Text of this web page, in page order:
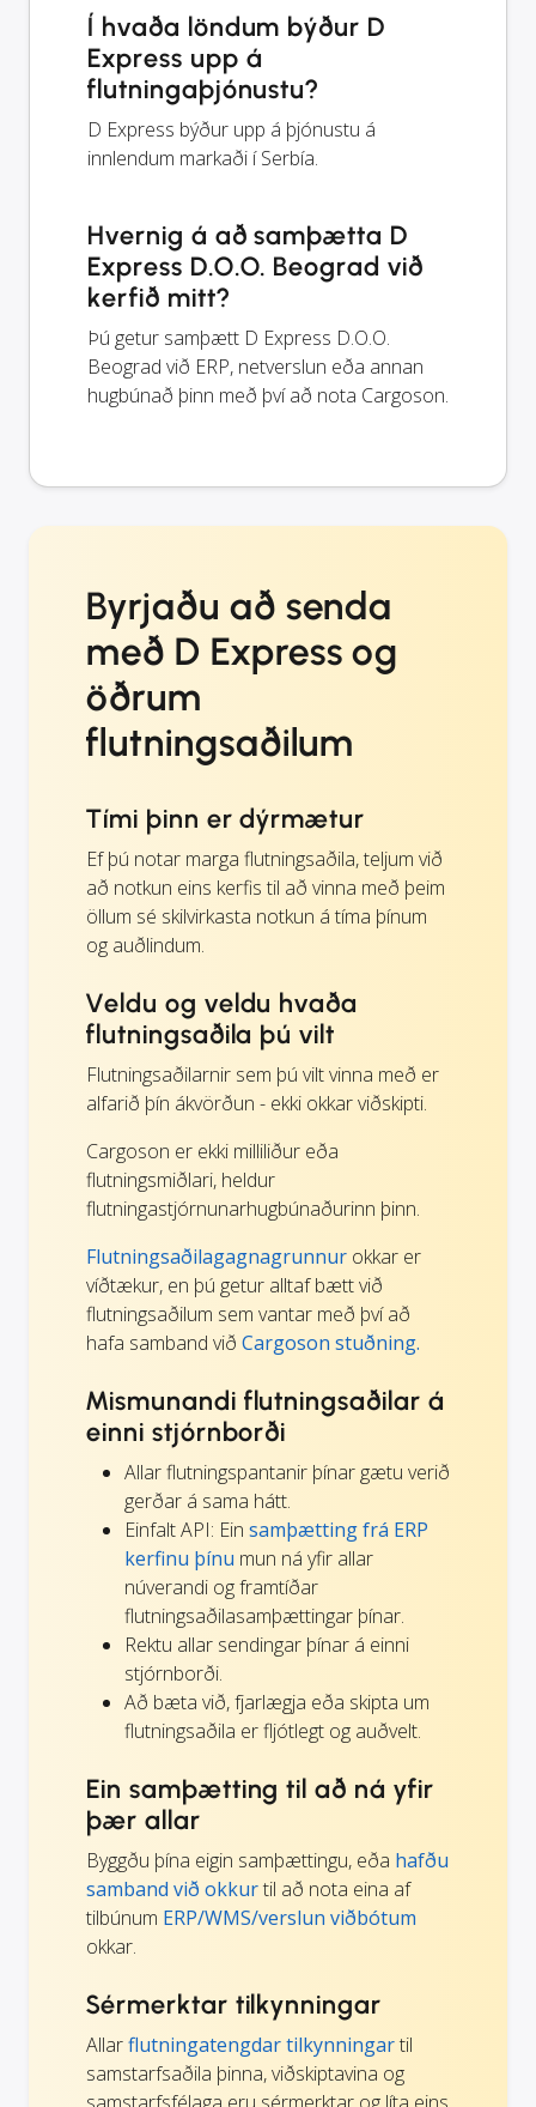
Í hvaða löndum býður D
Express upp á
flutningaþjónustu?
D Express býður upp á þjónustu á
innlendum markaði í Serbía.
Hvernig á að samþætta D
Express D.O.O. Beograd við
kerfið mitt?
Þú getur samþætt D Express D.O.O.
Beograd við ERP, netverslun eða annan
hugbúnað þinn með því að nota Cargoson.
Byrjaðu að senda
með D Express og
öðrum
flutningsaðilum
Tími þinn er dýrmætur
Ef þú notar marga flutningsaðila, teljum við
að notkun eins kerfis til að vinna með þeim
öllum sé skilvirkasta notkun á tíma þínum
og auðlindum.
Veldu og veldu hvaða
flutningsaðila þú vilt
Flutningsaðilarnir sem þú vilt vinna með er
alfarið þín ákvörðun - ekki okkar viðskipti.
Cargoson er ekki milliliður eða
flutningsmiðlari, heldur
flutningastjórnunarhugbúnaðurinn þinn.
Flutningsaðilagagnagrunnur okkar er
víðtækur, en þú getur alltaf bætt við
flutningsaðilum sem vantar með því að
hafa samband við Cargoson stuðning.
Mismunandi flutningsaðilar á
einni stjórnborði
Allar flutningspantanir þínar gætu verið
gerðar á sama hátt.
Einfalt API: Ein samþætting frá ERP
kerfinu þínu mun ná yfir allar
núverandi og framtíðar
flutningsaðilasamþættingar þínar.
Rektu allar sendingar þínar á einni
stjórnborði.
Að bæta við, fjarlægja eða skipta um
flutningsaðila er fljótlegt og auðvelt.
Ein samþætting til að ná yfir
þær allar
Byggðu þína eigin samþættingu, eða hafðu
samband við okkurtil að nota eina af
tilbúnum ERP/WMS/verslun viðbótum
okkar.
Sérmerktar tilkynningar
Allarflutningatengdar tilkynningartil
samstarfsaðila þinna, viðskiptavina og